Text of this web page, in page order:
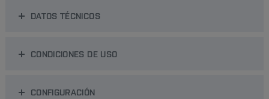
DATOS TÉCNICOS
CONDICIONES DE USO
CONFIGURACIÓN